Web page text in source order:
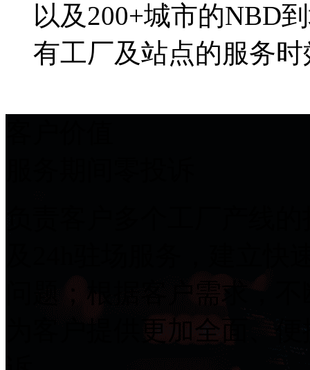
以及200+城市的NBD到
有工厂及站点的服务时
为客户提供更加全面、